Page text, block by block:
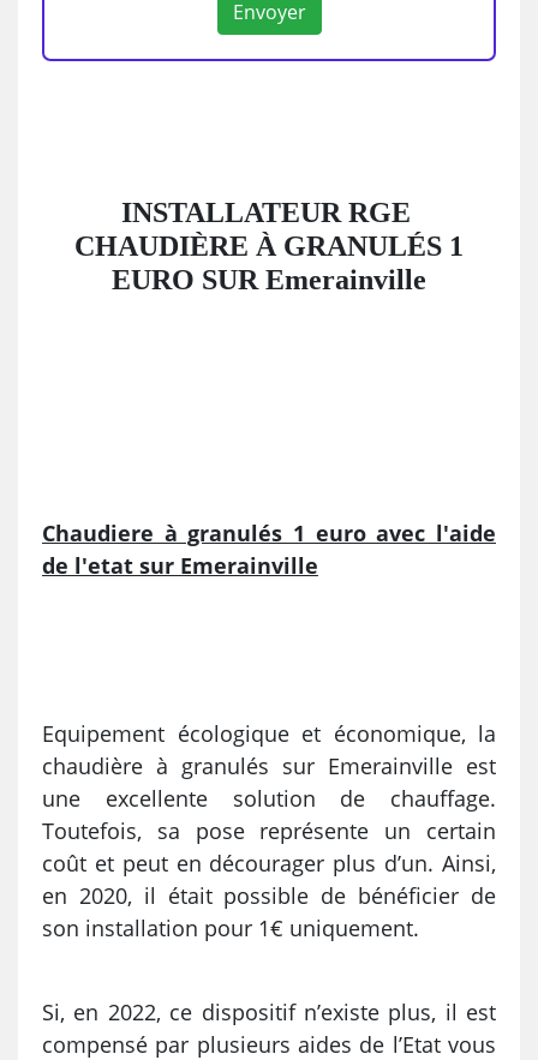
INSTALLATEUR RGE
CHAUDIÈRE À GRANULÉS 1
EURO SUR Emerainville
Chaudiere à granulés 1 euro avec l'aide
de l'etat sur Emerainville
Equipement écologique et économique, la
chaudière à granulés sur Emerainville est
une excellente solution de chauffage.
Toutefois, sa pose représente un certain
coût et peut en décourager plus d’un. Ainsi,
en 2020, il était possible de bénéficier de
son installation pour 1€ uniquement.
Si, en 2022, ce dispositif n’existe plus, il est
compensé par plusieurs aides de l’Etat vous